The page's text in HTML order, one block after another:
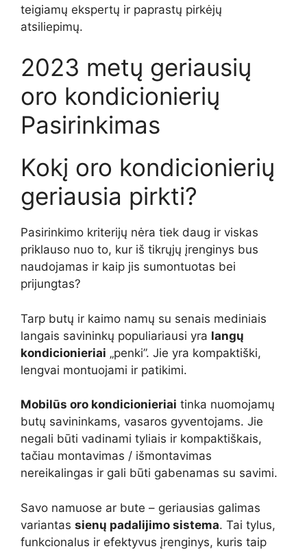
teigiamų ekspertų ir paprastų pirkėjų
atsiliepimų.
2023 metų geriausių
oro kondicionierių
Pasirinkimas
Kokį oro kondicionierių
geriausia pirkti?
Pasirinkimo kriterijų nėra tiek daug ir viskas
priklauso nuo to, kur iš tikrųjų įrenginys bus
naudojamas ir kaip jis sumontuotas bei
prijungtas?
Tarp butų ir kaimo namų su senais mediniais
langais savininkų populiariausi yra langų
kondicionieriai „penki”. Jie yra kompaktiški,
lengvai montuojami ir patikimi.
Mobilūs oro kondicionieriai tinka nuomojamų
butų savininkams, vasaros gyventojams. Jie
negali būti vadinami tyliais ir kompaktiškais,
tačiau montavimas / išmontavimas
nereikalingas ir gali būti gabenamas su savimi.
Savo namuose ar bute – geriausias galimas
variantas sienų padalijimo sistema. Tai tylus,
funkcionalus ir efektyvus įrenginys, kuris taip